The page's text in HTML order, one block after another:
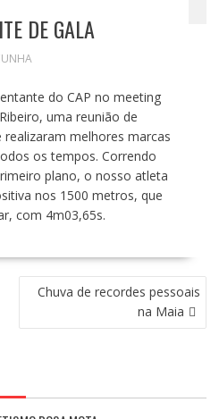
DE GALA
do CAP no meeting
uma reunião de
melhores marcas
os tempos. Correndo
plano, o nosso atleta
nos 1500 metros, que
com 4m03,65s.
Chuva de recordes pessoais
na Maia